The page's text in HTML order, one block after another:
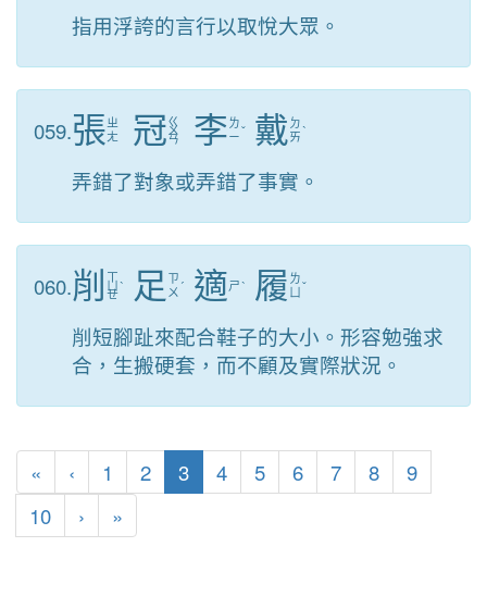
指用浮誇的言行以取悅大眾。
059.張ㄓ
ㄤ
冠ㄍ
ㄨ
ㄢ 李ㄌ
ㄧˇ 戴 ㄉ
ㄞˋ
弄錯了對象或弄錯了事實。
060.削 ㄒ
ㄩ
ㄝ
ˋ 足 ㄗ
ㄨ ˊ 適ㄕˋ 履 ㄌ
ˇ
削短腳趾來配合鞋子的大小。形容勉強求
合，生搬硬套，而不顧及實際狀況。
« 第一頁
‹ 上一頁
1 2 3(目前頁次)
4 5 6 7 8
9
10
› 下一頁
»